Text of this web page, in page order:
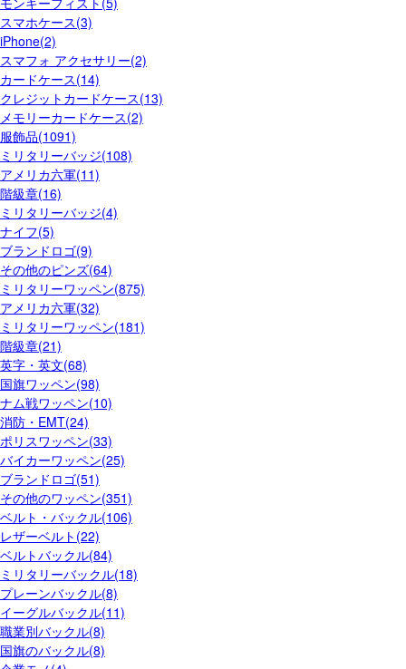
スマホケース(3)
iPhone(2)
スマフォ アクセサリー(2)
カードケース(14)
クレジットカードケース(13)
メモリーカードケース(2)
服飾品(1091)
ミリタリーバッジ(108)
アメリカ六軍(11)
階級章(16)
ミリタリーバッジ(4)
ナイフ(5)
ブランドロゴ(9)
その他のピンズ(64)
ミリタリーワッペン(875)
アメリカ六軍(32)
ミリタリーワッペン(181)
階級章(21)
英字・英文(68)
国旗ワッペン(98)
ナム戦ワッペン(10)
消防・EMT(24)
ポリスワッペン(33)
バイカーワッペン(25)
ブランドロゴ(51)
その他のワッペン(351)
ベルト・バックル(106)
レザーベルト(22)
ベルトバックル(84)
ミリタリーバックル(18)
プレーンバックル(8)
イーグルバックル(11)
職業別バックル(8)
国旗のバックル(8)